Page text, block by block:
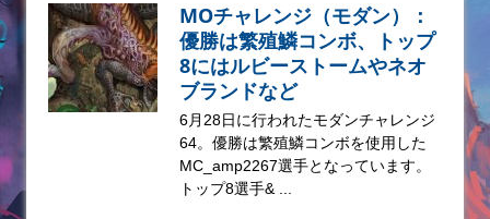
MOチャレンジ（モダン）：
優勝は繁殖鱗コンボ、トップ
8にはルビーストームやネオ
ブランドなど
6月28日に行われたモダンチャレンジ
64。優勝は繁殖鱗コンボを使用した
MC_amp2267選手となっています。
トップ8選手& ...